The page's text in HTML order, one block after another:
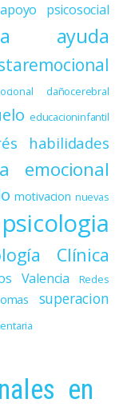
apoyo psicosocial
ayuda
dañocerebral
educacioninfantil
habilidades
emocional
motivacion nuevas
psicologia
Clínica
Valencia
Redes
superacion
en